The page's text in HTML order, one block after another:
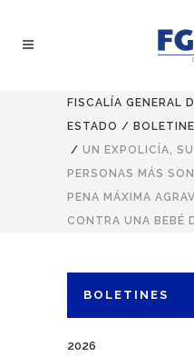
FISCALÍA GENERAL
ESTADO /
/ UN EXPOLICÍA,
PERSONAS MÁS
PENA MÁXIMA
CONTRA UNA BEBÉ
BOLETINES
2026